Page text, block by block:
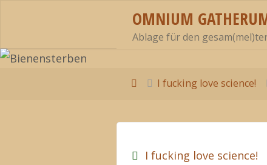
springen
OMNIUM
Ablage für den
StartI fucking love science!
I fucking love science!